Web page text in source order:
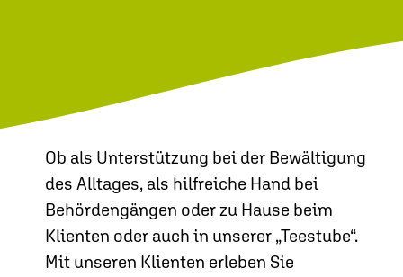
Ob als Unterstützung bei der Bewältigung
des Alltages, als hilfreiche Hand bei
Behördengängen oder zu Hause beim
Klienten oder auch in unserer „Teestube“.
Mit unseren Klienten erleben Sie